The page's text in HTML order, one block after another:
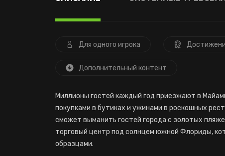
Для одного игрока
Дополнительный контент
Миллионы гостей каждый год приезжают в
покупками в бутиках и ужинами в роскошных
сможет выманить гостей города с золотых
торговый центр под солнцем южной Флориды,
образцами.